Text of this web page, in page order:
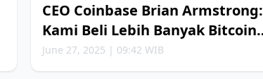
CEO Coinbase Brian Armstrong:
Kami Beli Lebih Banyak Bitcoin
Setiap Minggu
June 27, 2025 | 09:42 WIB